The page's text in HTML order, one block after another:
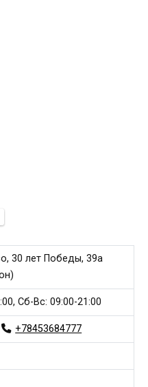
30 лет Победы, 39а
Сб-Вс: 09:00-21:00
+78453684777